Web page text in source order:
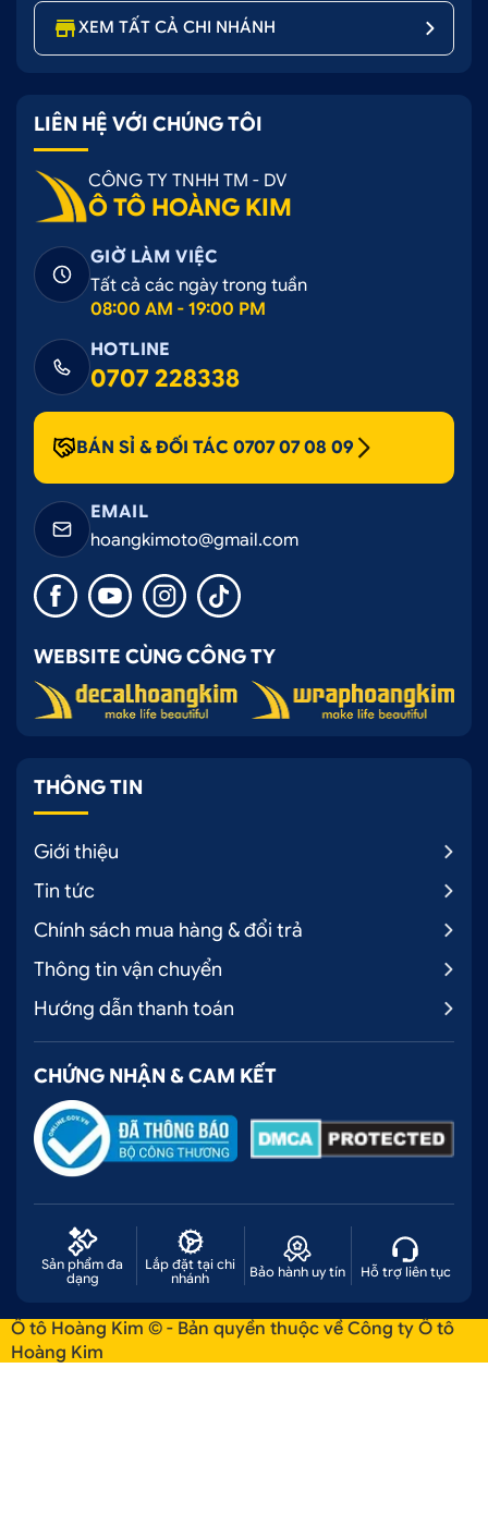
XEM TẤT CẢ CHI NHÁNH
LIÊN HỆ VỚI CHÚNG TÔI
CÔNG TY TNHH TM - DV
Ô TÔ HOÀNG KIM
GIỜ LÀM VIỆC
Tất cả các ngày trong tuần
08:00 AM - 19:00 PM
HOTLINE
0707 228338
BÁN SỈ & ĐỐI TÁC 0707 07 08 09
EMAIL
hoangkimoto@gmail.com
WEBSITE CÙNG CÔNG TY
THÔNG TIN
Giới thiệu
Tin tức
Chính sách mua hàng & đổi trả
Thông tin vận chuyển
Hướng dẫn thanh toán
CHỨNG NHẬN & CAM KẾT
Sản phẩm đa
dạng
Lắp đặt tại chi
nhánh
Bảo hành uy tín Hỗ trợ liên tục
Ô tô Hoàng Kim © - Bản quyền thuộc về Công ty Ô tô
Hoàng Kim